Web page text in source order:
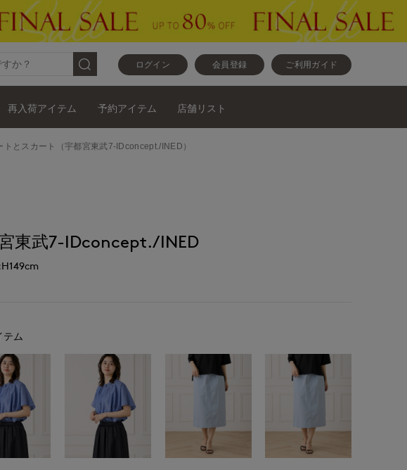
ログイン 会員登録 ご利用ガイド
再入荷アイテム 予約アイテム 店舗リスト
とスカート（宇都宮東武7-IDconcept./INED）
東武7-IDconcept./INED
テム